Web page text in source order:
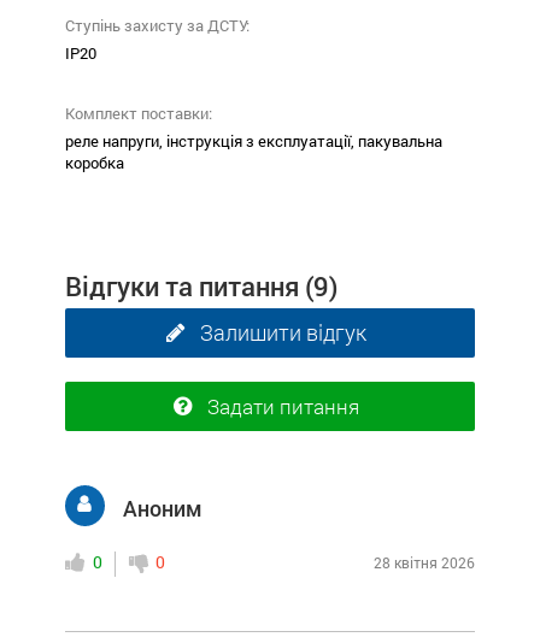
Ступінь захисту за ДСТУ:
ІР20
Комплект поставки:
реле напруги, інструкція з експлуатації, пакувальна
коробка
Відгуки та питання (9)
Залишити відгук
Задати питання
Аноним
0 0 28 квітня 2026